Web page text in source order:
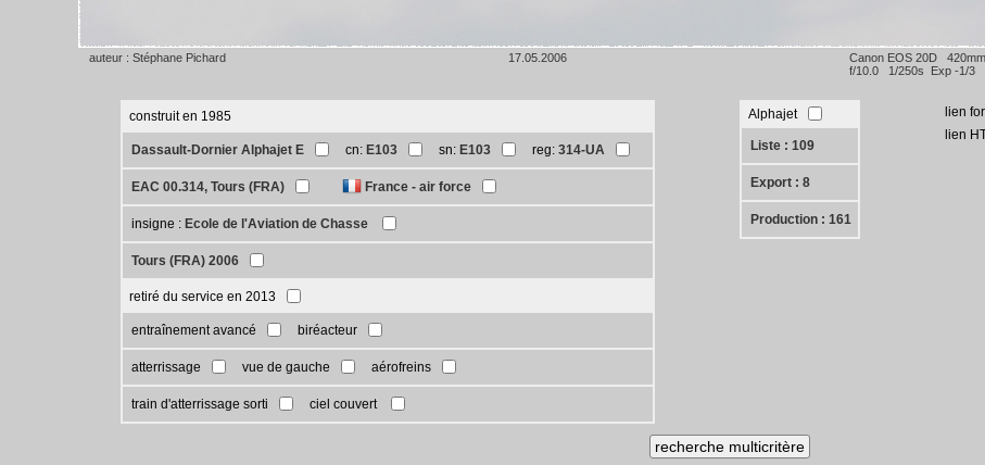
auteur : Stéphane Pichard 17.05.2006
Canon EOS 20D 420mm
f/10.0 1/250s Exp -1/3
construit en 1985
Dassault-Dornier Alphajet E cn: E103 sn: E103 reg: 314-UA
EAC 00.314, Tours (FRA) France - air force
insigne : Ecole de l'Aviation de Chasse
Tours (FRA) 2006
retiré du service en 2013
entraînement avancé biréacteur
atterrissage vue de gauche aérofreins
train d'atterrissage sorti ciel couvert
Alphajet
Liste : 109
Export : 8
Production : 161
lien
lien